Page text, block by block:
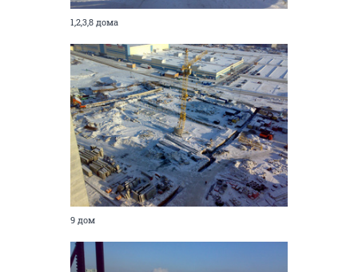
1,2,3,8 дома
9 дом